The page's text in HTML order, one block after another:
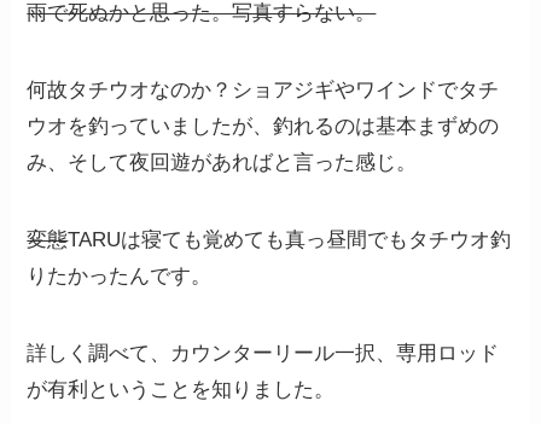
雨で死ぬかと思った。写真すらない。
何故タチウオなのか？ショアジギやワインドでタチ
ウオを釣っていましたが、釣れるのは基本まずめの
み、そして夜回遊があればと言った感じ。
変態TARUは寝ても覚めても真っ昼間でもタチウオ釣
りたかったんです。
詳しく調べて、カウンターリール一択、専用ロッド
が有利ということを知りました。